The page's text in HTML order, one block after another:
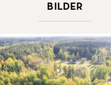
Bilder